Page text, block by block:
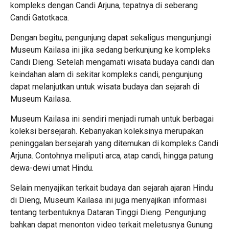
kompleks dengan Candi Arjuna, tepatnya di seberang
Candi Gatotkaca.
Dengan begitu, pengunjung dapat sekaligus mengunjungi
Museum Kailasa ini jika sedang berkunjung ke kompleks
Candi Dieng. Setelah mengamati wisata budaya candi dan
keindahan alam di sekitar kompleks candi, pengunjung
dapat melanjutkan untuk wisata budaya dan sejarah di
Museum Kailasa.
Museum Kailasa ini sendiri menjadi rumah untuk berbagai
koleksi bersejarah. Kebanyakan koleksinya merupakan
peninggalan bersejarah yang ditemukan di kompleks Candi
Arjuna. Contohnya meliputi arca, atap candi, hingga patung
dewa-dewi umat Hindu.
Selain menyajikan terkait budaya dan sejarah ajaran Hindu
di Dieng, Museum Kailasa ini juga menyajikan informasi
tentang terbentuknya Dataran Tinggi Dieng. Pengunjung
bahkan dapat menonton video terkait meletusnya Gunung